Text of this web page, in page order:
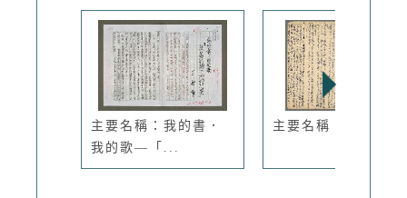
主要名稱：我的書．
我的歌—「...
主要名稱：海岸線